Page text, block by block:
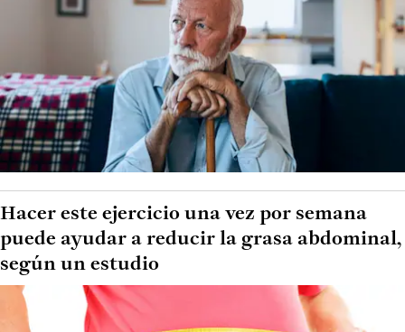
Hacer este ejercicio una vez por semana
puede ayudar a reducir la grasa abdominal,
según un estudio